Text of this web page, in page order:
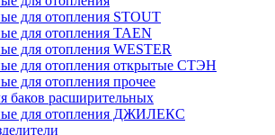
для отопления STOUT
для отопления TAEN
для отопления WESTER
для отопления открытые СТЭН
для отопления прочее
баков расширительных
для отопления ДЖИЛЕКС